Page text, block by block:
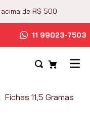
acima de R$ 500
11 99023-7503
Fichas 11,5 Gramas